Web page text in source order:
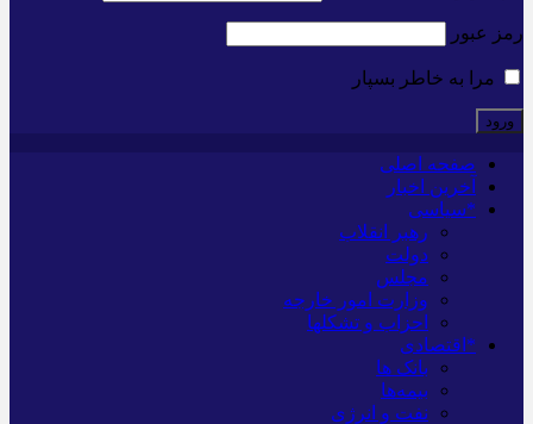
رمز عبور
مرا به خاطر بسپار
صفحه اصلی
آخرین اخبار
*سیاسی
رهبر انقلاب
دولت
مجلس
وزارت امور خارجه
احزاب و تشکلها
*اقتصادی
بانک ها
بیمه‌ها
نفت و انرژی